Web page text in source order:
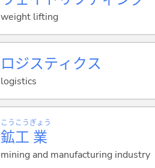
weight lifting
ロジスティクス
logistics
鉱
こう
工
こう
業
ぎょう
mining and manufacturing industry